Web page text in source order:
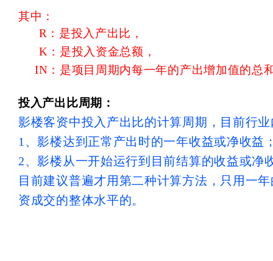
其中：
R：是投入产出比，
K：是投入资金总额，
IN：是项目周期内每一年的产出增加值的总
投入产出比周期：
影楼客资中投入产出比的计算周期，目前行
1、影楼达到正常产出时的一年收益或净收益
2、影楼从一开始运行到目前结算的收益或净
目前建议普遍才用第二种计算方法，只用一
资成交的整体水平的。